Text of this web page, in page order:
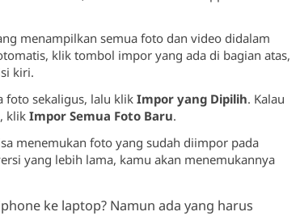
menampilkan semua foto dan video didalam
klik tombol impor yang ada di bagian atas,
kiri.
foto sekaligus, lalu klik Impor yang Dipilih. Kalau
klik Impor Semua Foto Baru.
menemukan foto yang sudah diimpor pada
yang lebih lama, kamu akan menemukannya
ke laptop? Namun ada yang harus